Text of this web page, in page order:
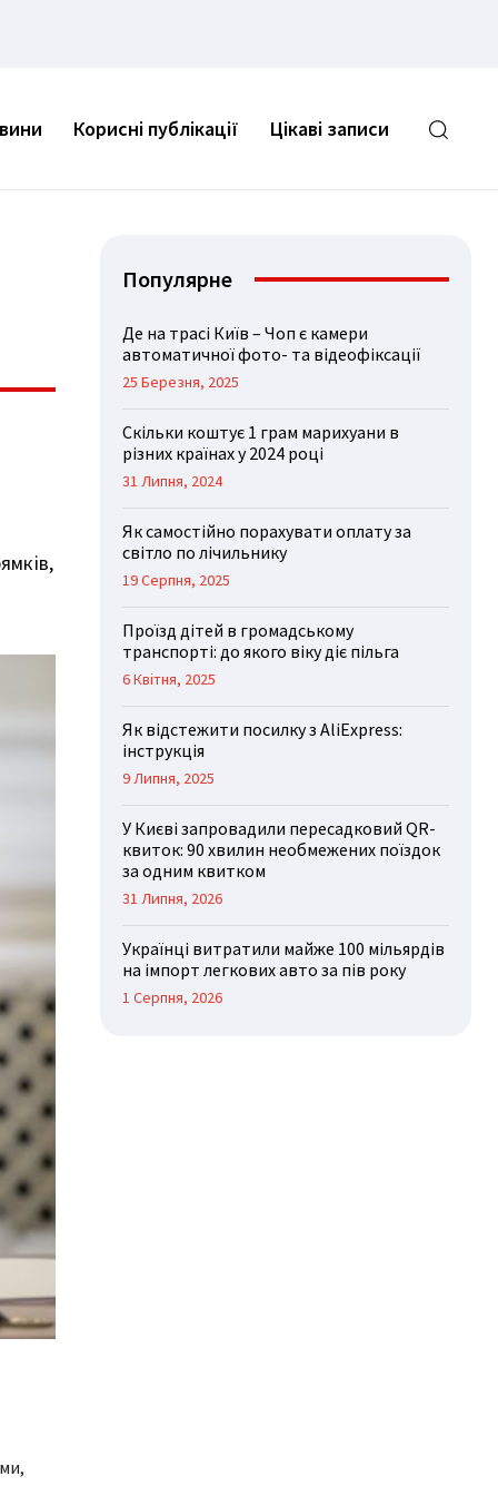
Корисні публікації Цікаві записи
Популярне
Де на трасі Київ – Чоп є камери
автоматичної фото- та відеофіксації
25 Березня, 2025
Скільки коштує 1 грам марихуани в
різних країнах у 2024 році
31 Липня, 2024
Як самостійно порахувати оплату за
світло по лічильнику
19 Серпня, 2025
Проїзд дітей в громадському
транспорті: до якого віку діє пільга
6 Квітня, 2025
Як відстежити посилку з AliExpress:
інструкція
9 Липня, 2025
У Києві запровадили пересадковий QR-
квиток: 90 хвилин необмежених поїздок
за одним квитком
31 Липня, 2026
Українці витратили майже 100 мільярдів
на імпорт легкових авто за пів року
1 Серпня, 2026